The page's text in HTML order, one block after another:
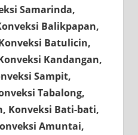
Samarinda,
Balikpapan,
Batulicin,
Kandangan,
Sampit,
Tabalong,
Konveksi Bati-bati,
Amuntai,